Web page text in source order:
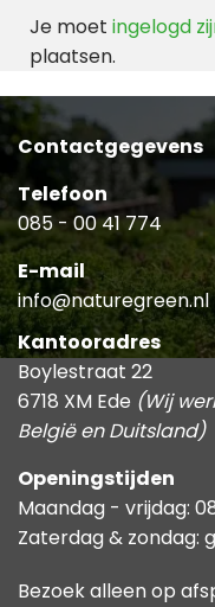
Je moet ingelogd
plaatsen.
Contactgegevens
Telefoon
085 - 00 41 774
E-mail
info@naturegreen.nl
Kantooradres
Boylestraat 22
6718 XM Ede (Wij
België en Duitsland)
Openingstijden
Maandag - vrijdag:
Zaterdag & zondag:
Bezoek alleen op